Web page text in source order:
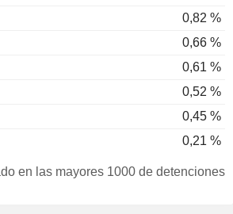
0,82 %
0,66 %
0,61 %
0,52 %
0,45 %
0,21 %
0,21 %
en las mayores 1000 de detenciones